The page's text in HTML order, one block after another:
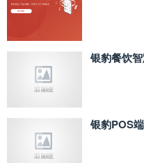
银豹餐饮
银豹POS